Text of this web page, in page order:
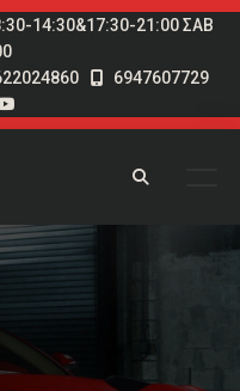
14:30&17:30-21:00 ΣΑΒ
6947607729